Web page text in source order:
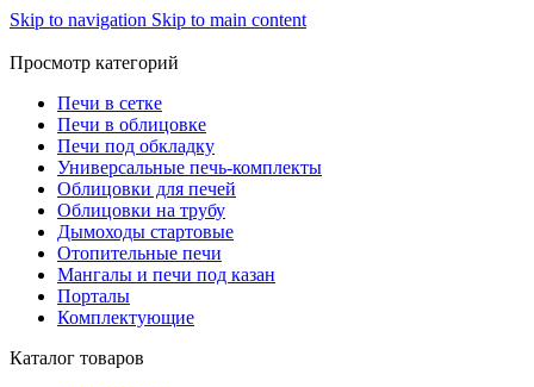
Skip to navigation Skip to main content
Просмотр категорий
Печи в сетке
Печи в облицовке
Печи под обкладку
Универсальные печь-комплекты
Облицовки для печей
Облицовки на трубу
Дымоходы стартовые
Отопительные печи
Мангалы и печи под казан
Порталы
Комплектующие
Каталог товаров